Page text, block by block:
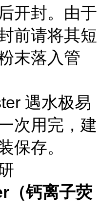
开封。由于
前请将其短
末落入管
遇水极易
次用完，建
保存。
（钙离子荧